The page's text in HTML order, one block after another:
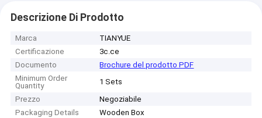
Descrizione Di Prodotto
Marca
TIANYUE
Certificazione
3c.ce
Documento
Brochure del prodotto PDF
Minimum Order
Quantity
1 Sets
Prezzo
Negoziabile
Packaging Details
Wooden Box